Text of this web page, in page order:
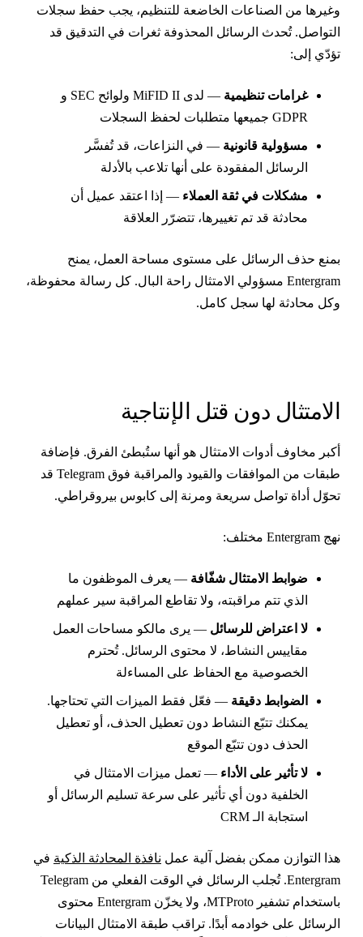
من الصناعات الخاضعة للتنظيم، يجب حفظ سجلات
تُحدث الرسائل المحذوفة ثغرات في التدقيق قد
إلى:
غرامات تنظيمية
— لدى MiFID II ولوائح SEC و
GDPR جميعها متطلبات لحفظ السجلات
مسؤولية قانونية— في النزاعات، قد تُفسَّر
الرسائل المفقودة على أنها تلاعب بالأدلة
مشكلات في ثقة العملاء— إذا اعتقد عميل أن
محادثة قد تم تغييرها، تتضرّر العلاقة
حذف الرسائل على مستوى مساحة العمل، يمنح
Entergram مسؤولي الامتثال راحة البال. كل رسالة محفوظة،
محادثة لها سجل كامل.
دون قتل الإنتاجية
مخاوف أدوات الامتثال هو أنها ستُبطئ الفرق. فإضافة
طبقات من الموافقات والقيود والمراقبة فوق Telegram قد
أداة تواصل سريعة ومرنة إلى كابوس بيروقراطي.
ضوابط الامتثال شفّافة— يعرف الموظفون ما
الذي تتم مراقبته، ولا تقاطع المراقبة سير عملهم
لا اعتراض للرسائل— يرى مالكو مساحات العمل
مقاييس النشاط، لا محتوى الرسائل. تُحترم
الخصوصية مع الحفاظ على المساءلة
الضوابط دقيقة— فعّل فقط الميزات التي تحتاجها.
يمكنك تتبّع النشاط دون تعطيل الحذف، أو تعطيل
الحذف دون تتبّع الموقع
لا تأثير على الأداء — تعمل ميزات الامتثال في
الخلفية دون أي تأثير على سرعة تسليم الرسائل أو
استجابة الـ CRM
التوازن ممكن بفضل آلية عملنافذة المحادثة الذكيةفي
Entergram. تُجلب الرسائل في الوقت الفعلي من Telegram
باستخدام تشفير MTProto، ولا يخزّن Entergram محتوى
على خوادمه أبدًا. تراقب طبقة الامتثال البيانات